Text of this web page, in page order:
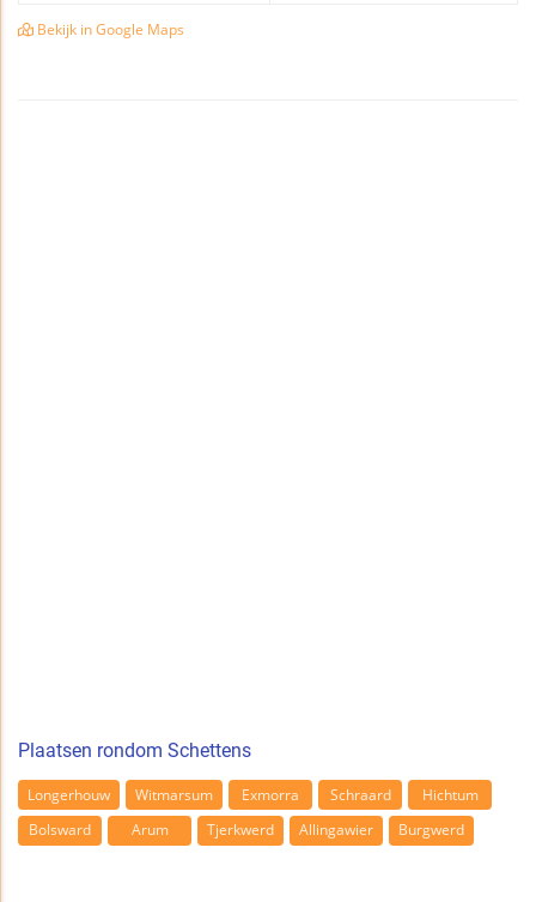
Bekijk in Google Maps
Plaatsen rondom Schettens
Longerhouw Witmarsum Exmorra Schraard
Hichtum
Bolsward
Arum Tjerkwerd Allingawier Burgwerd